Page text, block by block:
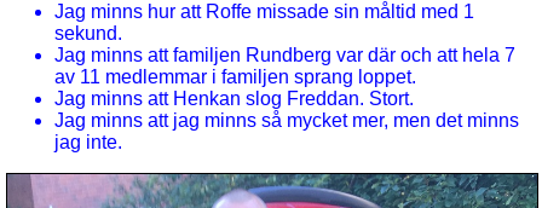
Jag minns hur att Roffe missade sin måltid med 1
sekund.
Jag minns att familjen Rundberg var där och att hela 7
av 11 medlemmar i familjen sprang loppet.
Jag minns att Henkan slog Freddan. Stort.
Jag minns att jag minns så mycket mer, men det minns
jag inte.